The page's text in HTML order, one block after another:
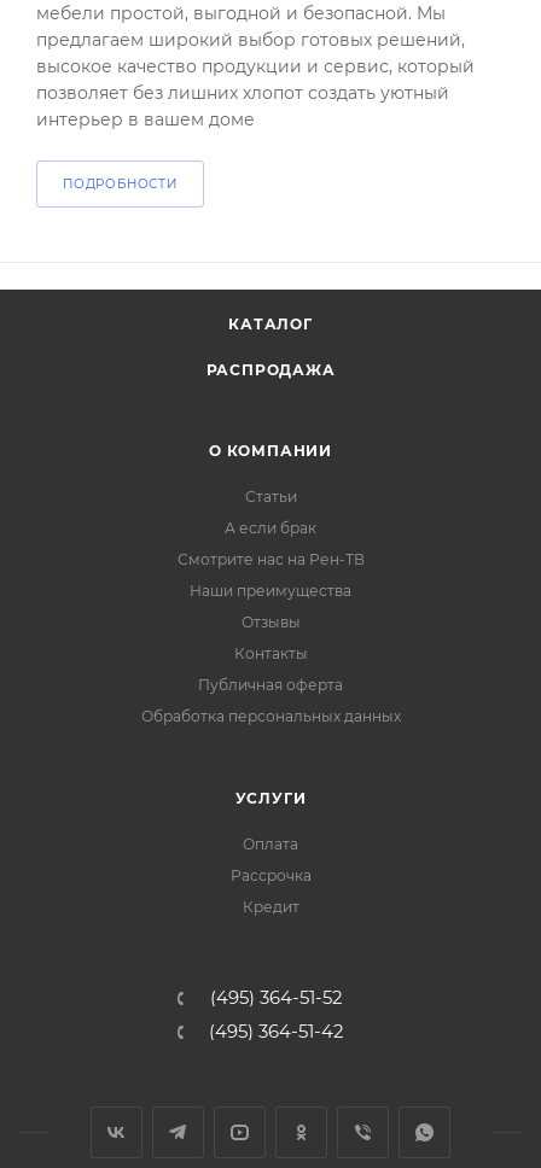
мебели простой, выгодной и безопасной. Мы
предлагаем широкий выбор готовых решений,
высокое качество продукции и сервис, который
позволяет без лишних хлопот создать уютный
интерьер в вашем доме
ПОДРОБНОСТИ
КАТАЛОГ
РАСПРОДАЖА
О КОМПАНИИ
Статьи
А если брак
Смотрите нас на Рен-ТВ
Наши преимущества
Отзывы
Контакты
Публичная оферта
Обработка персональных данных
УСЛУГИ
Оплата
Рассрочка
Кредит
(495) 364-51-52
(495) 364-51-42